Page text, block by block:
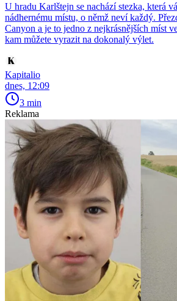
U hradu Karlštejn se nachází stezka, která
nádhernému místu, o němž neví každý.
Canyon a je to jedno z nejkrásnějších míst
kam můžete vyrazit na dokonalý výlet.
Kapitalio
dnes, 12:09
3 min
Reklama